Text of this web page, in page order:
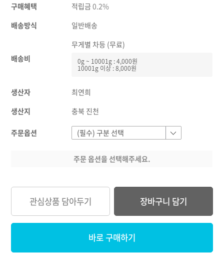
구매혜택
적립금0.2%
배송방식
일반배송
배송비
무게별 차등 (무료)
0g ~ 10001g : 4,000원
10001g 이상 : 8,000원
생산자
최연희
생산지
충북 진천
주문옵션
주문 옵션을 선택해주세요.
관심상품 담아두기 장바구니 담기
바로 구매하기